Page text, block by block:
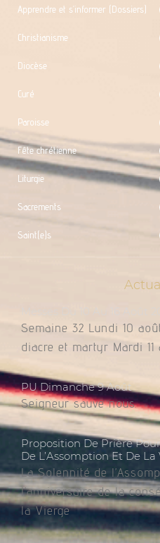
Apprendre et s’informer (Dossiers)
Christianisme
Diocèse
Curé
Paroisse
Fête chrétienne
Liturgie
Sacrements
Saint(e)s
Semaine 32 Lundi 10
diacre et martyr Mardi 11
PU Dimanche 9 Août
Seigneur sauve nous.
Proposition De Prière
De L’Assomption Et De
La Solennité de
l’anniversaire de la
la Vierge